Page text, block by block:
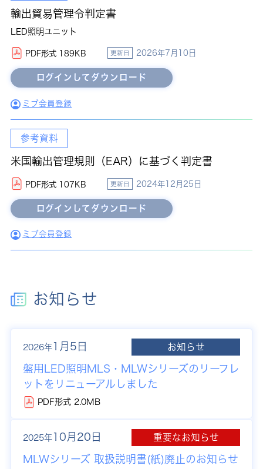
輸出貿易管理令判定書
LED照明ユニット
PDF形式 189KB 更新日 2026年7月10日
ミブ会員登録
参考資料
米国輸出管理規則（EAR）に基づく判定書
PDF形式 107KB 更新日 2024年12月25日
ミブ会員登録
お知らせ
2026年1月5日 お知らせ
盤用LED照明MLS・MLWシリーズのリーフレ
ットをリニューアルしました
PDF形式 2.0MB
2025年10月20日 重要なお知らせ
MLWシリーズ 取扱説明書(紙)廃止のお知らせ